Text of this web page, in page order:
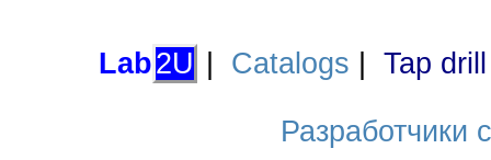
Lab2U Catalogs Tap
Разработчики